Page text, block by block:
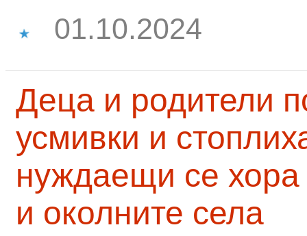
01.10.2024
Деца и родители
усмивки и
нуждаещи се
и околните села